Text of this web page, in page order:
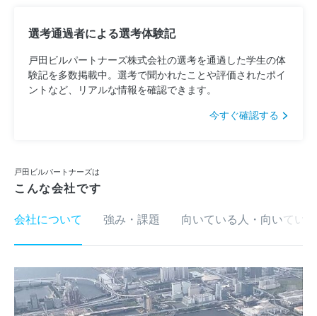
選考通過者による選考体験記
戸田ビルパートナーズ株式会社の選考を通過した学生の体
験記を多数掲載中。選考で聞かれたことや評価されたポイ
ントなど、リアルな情報を確認できます。
今すぐ確認する
戸田ビルパートナーズは
こんな会社です
会社について
強み・課題 向いている人・向いてい